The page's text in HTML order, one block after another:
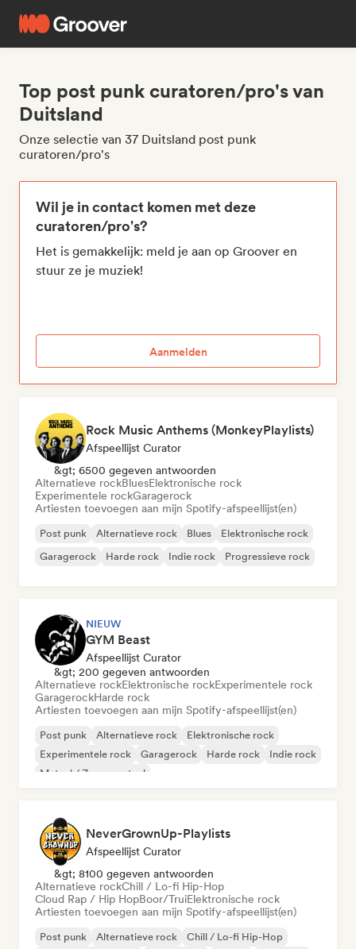
Top post punk curatoren/pro's van
Duitsland
Onze selectie van 37 Duitsland post punk
curatoren/pro's
Wil je in contact komen met deze
curatoren/pro's?
Het is gemakkelijk: meld je aan op Groover en
stuur ze je muziek!
Aanmelden
Rock Music Anthems (MonkeyPlaylists)
Afspeellijst Curator
&gt; 6500 gegeven antwoorden
Alternatieve rockBluesElektronische rock
Experimentele rockGaragerock
Artiesten toevoegen aan mijn Spotify-afspeellijst(en)
Post punk Alternatieve rock Blues
Elektronische rock
Garagerock
Harde rock Indie rock Progressieve rock
NIEUW
GYM Beast
Afspeellijst Curator
&gt; 200 gegeven antwoorden
Alternatieve rockElektronische rockExperimentele rock
GaragerockHarde rock
Artiesten toevoegen aan mijn Spotify-afspeellijst(en)
Post punk Alternatieve rock
Elektronische rock
Experimentele rock
Garagerock Harde rock
Indie rock
Metaal / Zwaar metaal
NeverGrownUp-Playlists
Afspeellijst Curator
&gt; 8100 gegeven antwoorden
Alternatieve rockChill / Lo-fi Hip-Hop
Cloud Rap / Hip HopBoor/TruiElektronische rock
Artiesten toevoegen aan mijn Spotify-afspeellijst(en)
Post punk Alternatieve rock
Chill / Lo-fi Hip-Hop